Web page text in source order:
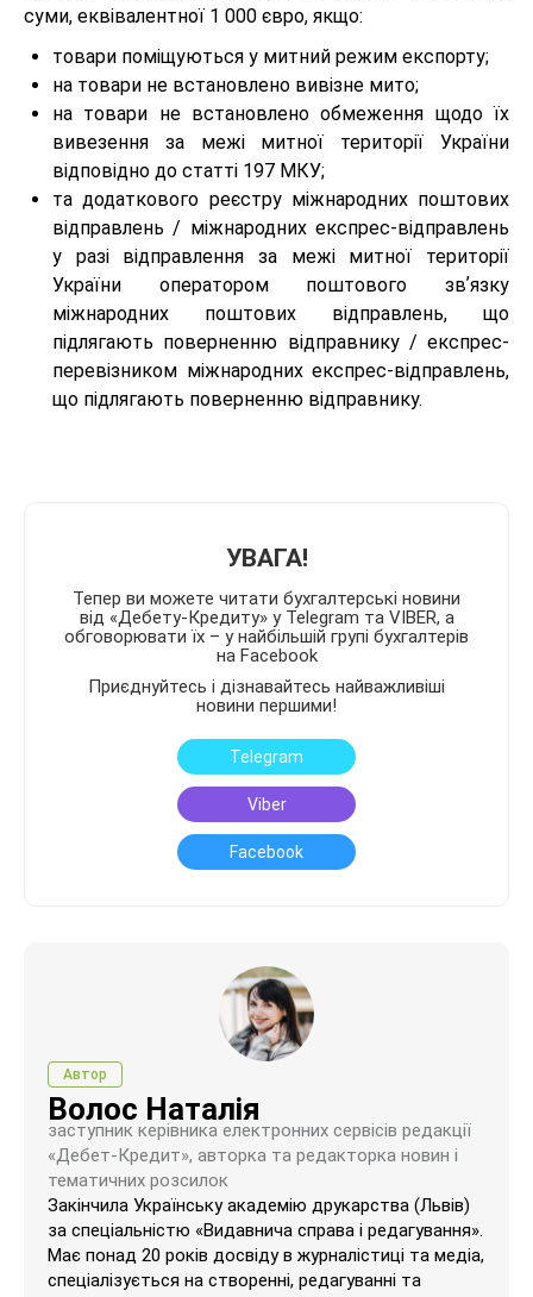
суми, еквівалентної 1 000 євро, якщо:
товари поміщуються у митний режим експорту;
на товари не встановлено вивізне мито;
на товари не встановлено обмеження щодо їх
вивезення за межі митної території України
відповідно до статті 197 МКУ;
та додаткового реєстру міжнародних поштових
відправлень / міжнародних експрес-відправлень
у разі відправлення за межі митної території
України оператором поштового звʼязку
міжнародних поштових відправлень, що
підлягають поверненню відправнику / експрес-
перевізником міжнародних експрес-відправлень,
що підлягають поверненню відправнику.
УВАГА!
Тепер ви можете читати бухгалтерські новини
від «Дебету-Кредиту» у Telegram та VIBER, а
обговорювати їх – у найбільшій групі бухгалтерів
на Facebook
Приєднуйтесь і дізнавайтесь найважливіші
новини першими!
Telegram
Viber
Facebook
Автор
Волос Наталія
заступник керівника електронних сервісів редакції
«Дебет-Кредит», авторка та редакторка новин і
тематичних розсилок
Закінчила Українську академію друкарства (Львів)
за спеціальністю «Видавнича справа і редагування».
Має понад 20 років досвіду в журналістиці та медіа,
спеціалізується на створенні, редагуванні та